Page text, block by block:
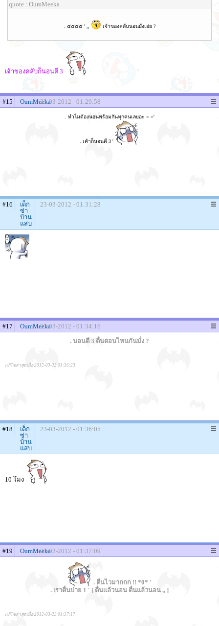
quote : OumMeeka
. ๕๕๕๕ ' ,, เจ้าของคลับนอนยังเอ่ย ?
เจ้าของคลับก็นอนตี 3
#15 OumMeeka23-03-2012 - 01:29:58
. ทำไมต้องนอนพร้อมกันทุกคนเลยอะ = ='
. เค้าก็นอนตี 3 '
#16
เด็ก
ซ่า
บ้าน
แสบ
23-03-2012 - 01:31:28
#17 OumMeeka23-03-2012 - 01:34:16
. นอนตี 3 ตื่นตอนไหนกันมั่ง ?
แก้ไขล่าสุดเมื่อ 2012-03-23 01:36:23
#18
เด็ก
ซ่า
บ้าน
แสบ
23-03-2012 - 01:36:05
10 โมง
#19 OumMeeka23-03-2012 - 01:37:09
. ตื่นไวมากกก !! *0* '
. เราตื่นบ่าย 1 ' [ ตื่นแล้วนอน ตื่นแล้วนอน ,, ]
แก้ไขล่าสุดเมื่อ 2012-03-23 01:37:17